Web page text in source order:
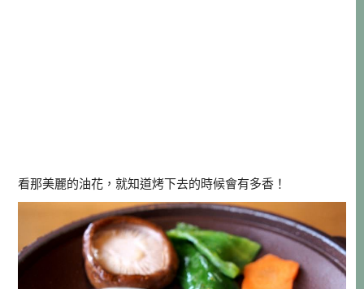
看那美麗的油花，就知道烤下去的時候會有多香！